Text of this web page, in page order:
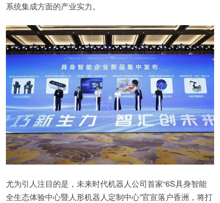
系统集成方面的产业实力。
尤为引人注目的是，未来时代机器人公司首家“6S具身智能
全生态体验中心暨人形机器人定制中心”官宣落户香洲，将打